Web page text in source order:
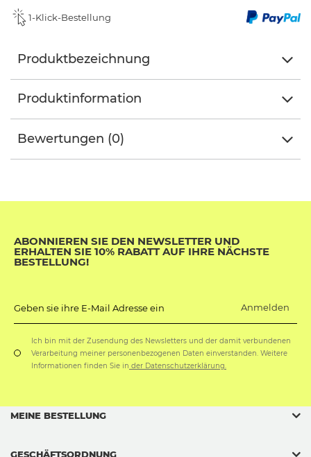
1-Klick-Bestellung
Produktbezeichnung
Produktinformation
Bewertungen (0)
ABONNIEREN SIE DEN NEWSLETTER UND
ERHALTEN SIE 10% RABATT AUF IHRE NÄCHSTE
BESTELLUNG!
Geben sie ihre E-Mail Adresse ein Anmelden
Ich bin mit der Zusendung des Newsletters und der damit verbundenen
Verarbeitung meiner personenbezogenen Daten einverstanden. Weitere
Informationen finden Sie in der Datenschutzerklärung.
MEINE BESTELLUNG
GESCHÄFTSORDNUNG